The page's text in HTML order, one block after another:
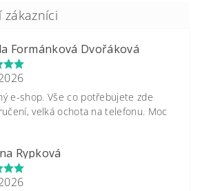
Formánková Dvořáková
e-shop. Vše co potřebujete zde
velká ochota na telefonu. Moc
Rypková